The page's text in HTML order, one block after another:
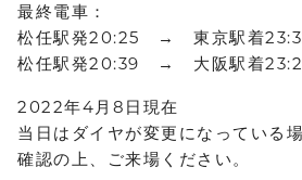
最終電車：
松任駅発20:25 → 東京駅着
松任駅発20:39 → 大阪駅着
2022年4月8日現在
当日はダイヤが変更になっている
確認の上、ご来場ください。